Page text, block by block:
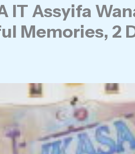
IT Assyifa
Memories, 2